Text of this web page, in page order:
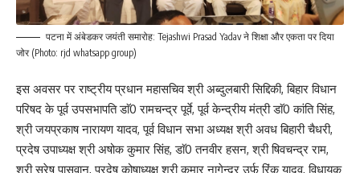
पटना में अंबेडकर जयंती समारोह: Tejashwi Prasad Yadav ने शिक्षा और एकता पर दिया
जोर (Photo: rjd whatsapp group)
इस अवसर पर राष्ट्रीय प्रधान महासचिव श्री अब्दुलबारी सिद्दिकी, बिहार विधान
परिषद के पूर्व उपसभापति डाॅ0 रामचन्द्र पूर्वे, पूर्व केन्द्रीय मंत्री डाॅ0 कांति सिंह,
श्री जयप्रकाष नारायण यादव, पूर्व विधान सभा अध्यक्ष श्री अवध बिहारी चैधरी,
प्रदेष उपाध्यक्ष श्री अषोक कुमार सिंह, डाॅ0 तनवीर हसन, श्री षिवचन्द्र राम,
श्री सुरेष पासवान, प्रदेष कोषाध्यक्ष श्री कुमार नागेन्द्र उर्फ रिंकू यादव, विधायक